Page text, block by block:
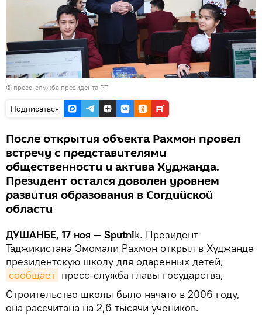
© пресс-служба президента РТ
Подписаться
После открытия объекта Рахмон провел
встречу с представителями
общественности и актива Худжанда.
Президент остался доволен уровнем
развития образования в Согдийской
области
ДУШАНБЕ, 17 ноя — Sputnik. Президент
Таджикистана Эмомали Рахмон открыл в Худжанде
президентскую школу для одаренных детей,
сообщает пресс-служба главы государства,
Строительство школы было начато в 2006 году,
она рассчитана на 2,6 тысячи учеников.